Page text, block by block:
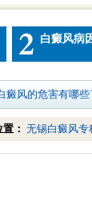
白癜风病
癜风的危害有哪
： 无锡白癜风专